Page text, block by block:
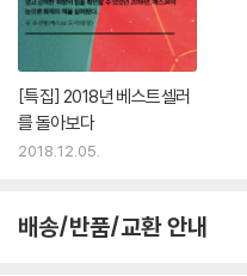
연민과 친절의 힘을 보여 주는 가
없는 것처럼 보이던 난관을 딛고
서 눈부신 성공을 거둔다. 그러나
과 뇌가 똑같은 역할을 해야만 인
야기를 감동적으로 전한다.
- 애덤 그랜트, 와튼스쿨 조직심리
회고록이자 과학적 탐구가 가득
작품이다. 이 책은 우리 안에 작
[특집] 2018년 베스트셀러
를 돌아보다
2018.12.05.
배송/반품/교환 안내